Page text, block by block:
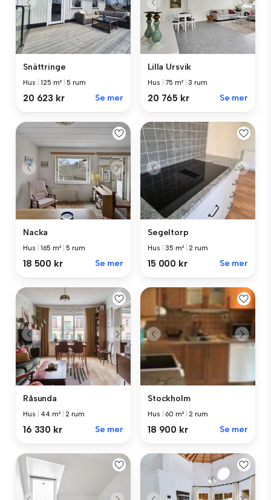
Snättringe
Hus |125 m² |5 rum
20 623 kr Se mer
Lilla Ursvik
Hus |75 m² |3 rum
20 765 kr Se mer
Nacka
Hus |165 m² |5 rum
18 500 kr Se mer
Segeltorp
Hus |35 m² |2 rum
15 000 kr Se mer
Råsunda
Hus 44 m² 2 rum
16 330 kr Se mer
Stockholm
Hus 60 m² 2 rum
18 900 kr Se mer